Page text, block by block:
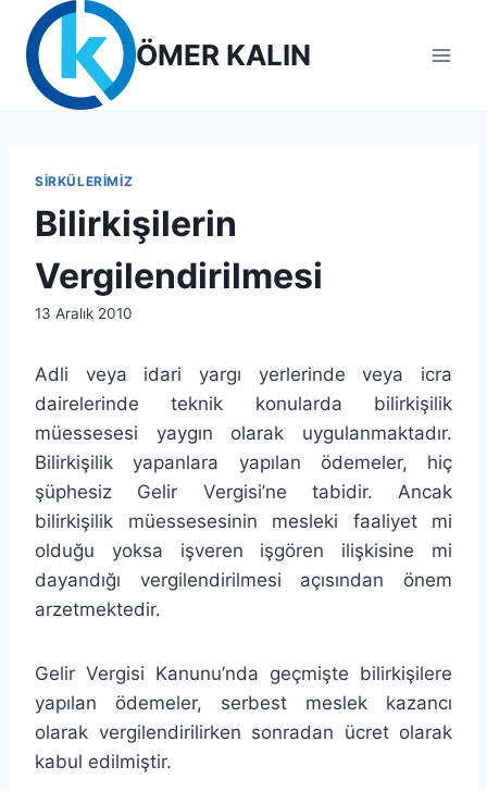
content
ÖMER KALIN
SIRKÜLERIMIZ
Bilirkişilerin
Vergilendirilmesi
By
13 Aralık 2010
Adli veya idari yargı yerlerinde veya icra
dairelerinde teknik konularda bilirkişilik
müessesesi yaygın olarak uygulanmaktadır.
Bilirkişilik yapanlara yapılan ödemeler, hiç
şüphesiz Gelir Vergisi’ne tabidir. Ancak
bilirkişilik müessesesinin mesleki faaliyet mi
olduğu yoksa işveren işgören ilişkisine mi
dayandığı vergilendirilmesi açısından önem
arzetmektedir.
Gelir Vergisi Kanunu’nda geçmişte bilirkişilere
yapılan ödemeler, serbest meslek kazancı
olarak vergilendirilirken sonradan ücret olarak
kabul edilmiştir.